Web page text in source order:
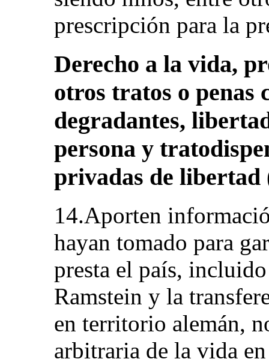
prescripción para la
Derecho a la vida,
otros tratos o penas
degradantes,
persona y
privadas de libertad
14.Aporten
hayan tomado para
presta el país,
Ramstein y la
en territorio alemán,
arbitraria de la vida